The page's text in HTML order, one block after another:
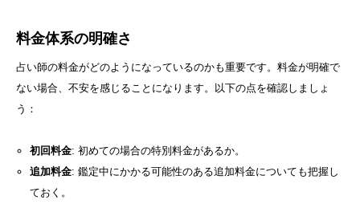
料金体系の明確さ
占い師の料金がどのようになっているのかも重要です。料金が明確で
ない場合、不安を感じることになります。以下の点を確認しましょ
う：
初回料金: 初めての場合の特別料金があるか。
追加料金: 鑑定中にかかる可能性のある追加料金についても把握し
ておく。